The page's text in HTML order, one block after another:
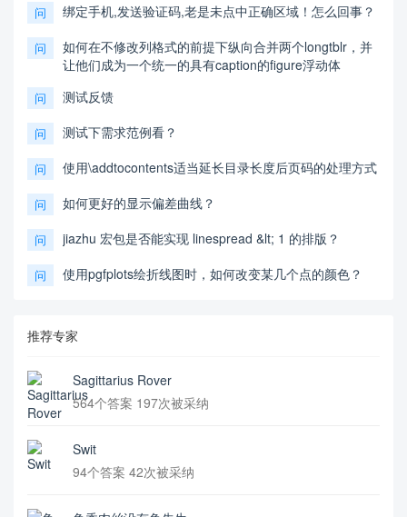
问 绑定手机,发送验证码,老是未点中正确区域！怎么回事？
问
如何在不修改列格式的前提下纵向合并两个longtblr，并
让他们成为一个统一的具有caption的figure浮动体
问 测试反馈
问 测试下需求范例看？
问 使用\addtocontents适当延长目录长度后页码的处理方式
问 如何更好的显示偏差曲线？
问 jiazhu 宏包是否能实现 linespread &lt; 1 的排版？
问 使用pgfplots绘折线图时，如何改变某几个点的颜色？
推荐专家
Sagittarius Rover
564个答案 197次被采纳
Swit
94个答案 42次被采纳